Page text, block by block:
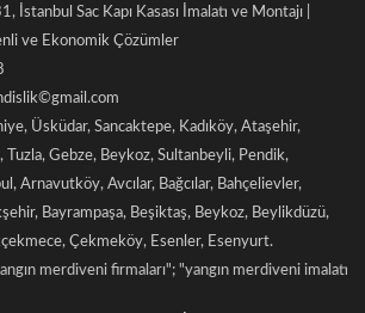
Sac Kapı Kasası İmalatı ve Montajı |
ve Ekonomik Çözümler
Üsküdar, Sancaktepe, Kadıköy, Ataşehir,
Tuzla, Gebze, Beykoz, Sultanbeyli, Pendik,
Arnavutköy, Avcılar, Bağcılar, Bahçelievler,
Bayrampaşa, Beşiktaş, Beykoz, Beylikdüzü,
Çekmeköy, Esenler, Esenyurt.
firmaları"; "yangın merdiveni imalatı"; "makaralı